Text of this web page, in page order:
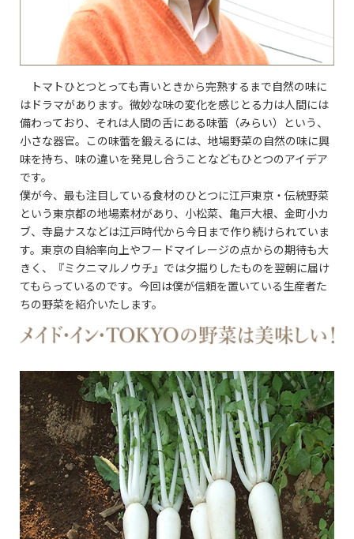
トマトひとつとっても青いときから完熟するまで自然の味に
はドラマがあります。微妙な味の変化を感じとる力は人間には
備わっており、それは人間の舌にある味蕾（みらい）という、
小さな器官。この味蕾を鍛えるには、地場野菜の自然の味に興
味を持ち、味の違いを発見し合うことなどもひとつのアイデア
です。
僕が今、最も注目している食材のひとつに江戸東京・伝統野菜
という東京都の地場素材があり、小松菜、亀戸大根、金町小カ
ブ、寺島ナスなどは江戸時代から今日まで作り続けられていま
す。東京の自給率向上やフードマイレージの点からの期待も大
きく、『ミクニマルノウチ』では夕掘りしたものを翌朝に届け
てもらっているのです。今回は僕が信頼を置いている生産者た
ちの野菜を紹介いたします。